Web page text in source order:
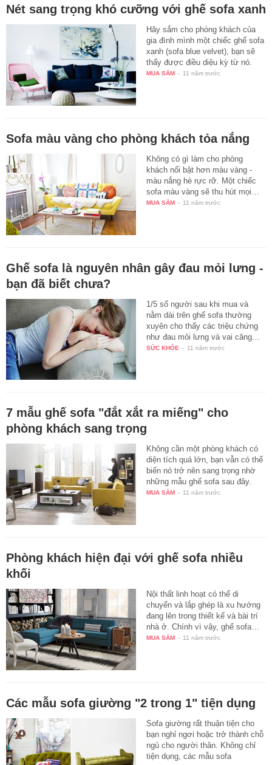
Nét sang trọng khó cưỡng với ghế sofa xanh
Hãy sắm cho phòng khách của
gia đình mình một chiếc ghế sofa
xanh (sofa blue velvet), bạn sẽ
thấy được điều diệu kỳ từ nó.
MUA SẮM - 11 năm trước
Sofa màu vàng cho phòng khách tỏa nắng
Không có gì làm cho phòng
khách nổi bật hơn màu vàng -
màu nắng hè rực rỡ. Một chiếc
sofa màu vàng sẽ thu hút mọi…
MUA SẮM - 11 năm trước
Ghế sofa là nguyên nhân gây đau mỏi lưng -
bạn đã biết chưa?
1/5 số người sau khi mua và
nằm dài trên ghế sofa thường
xuyên cho thấy các triệu chứng
như đau mỏi lưng và vai căng…
SỨC KHỎE - 11 năm trước
7 mẫu ghế sofa "đắt xắt ra miếng" cho
phòng khách sang trọng
Không cần một phòng khách có
diện tích quá lớn, bạn vẫn có thể
biến nó trở nên sang trọng nhờ
những mẫu ghế sofa sau đây.
MUA SẮM - 11 năm trước
Phòng khách hiện đại với ghế sofa nhiều
khối
Nội thất linh hoạt có thể di
chuyển và lắp ghép là xu hướng
đang lên trong thiết kế và bài trí
nhà ở. Chính vì vậy, ghế sofa…
MUA SẮM - 11 năm trước
Các mẫu sofa giường "2 trong 1" tiện dụng
Sofa giường rất thuận tiện cho
bạn nghỉ ngơi hoặc trở thành chỗ
ngủ cho người thân. Không chỉ
tiện dụng, các mẫu sofa